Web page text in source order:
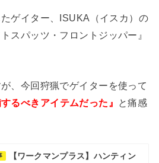
ゲイター、ISUKA（イスカ）の
スパッツ・フロントジッパー』
、今回狩猟でゲイターを使って
るべきアイテムだった』
と痛感
【ワークマンプラス】ハンティン